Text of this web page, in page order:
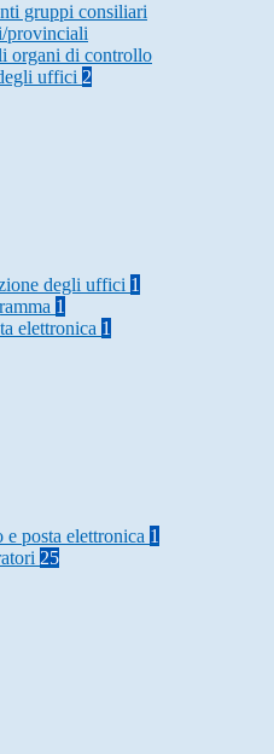
gruppi consiliari
provinciali
organi di controllo
uffici 2
degli uffici 1
1
elettronica 1
e posta elettronica 1
25